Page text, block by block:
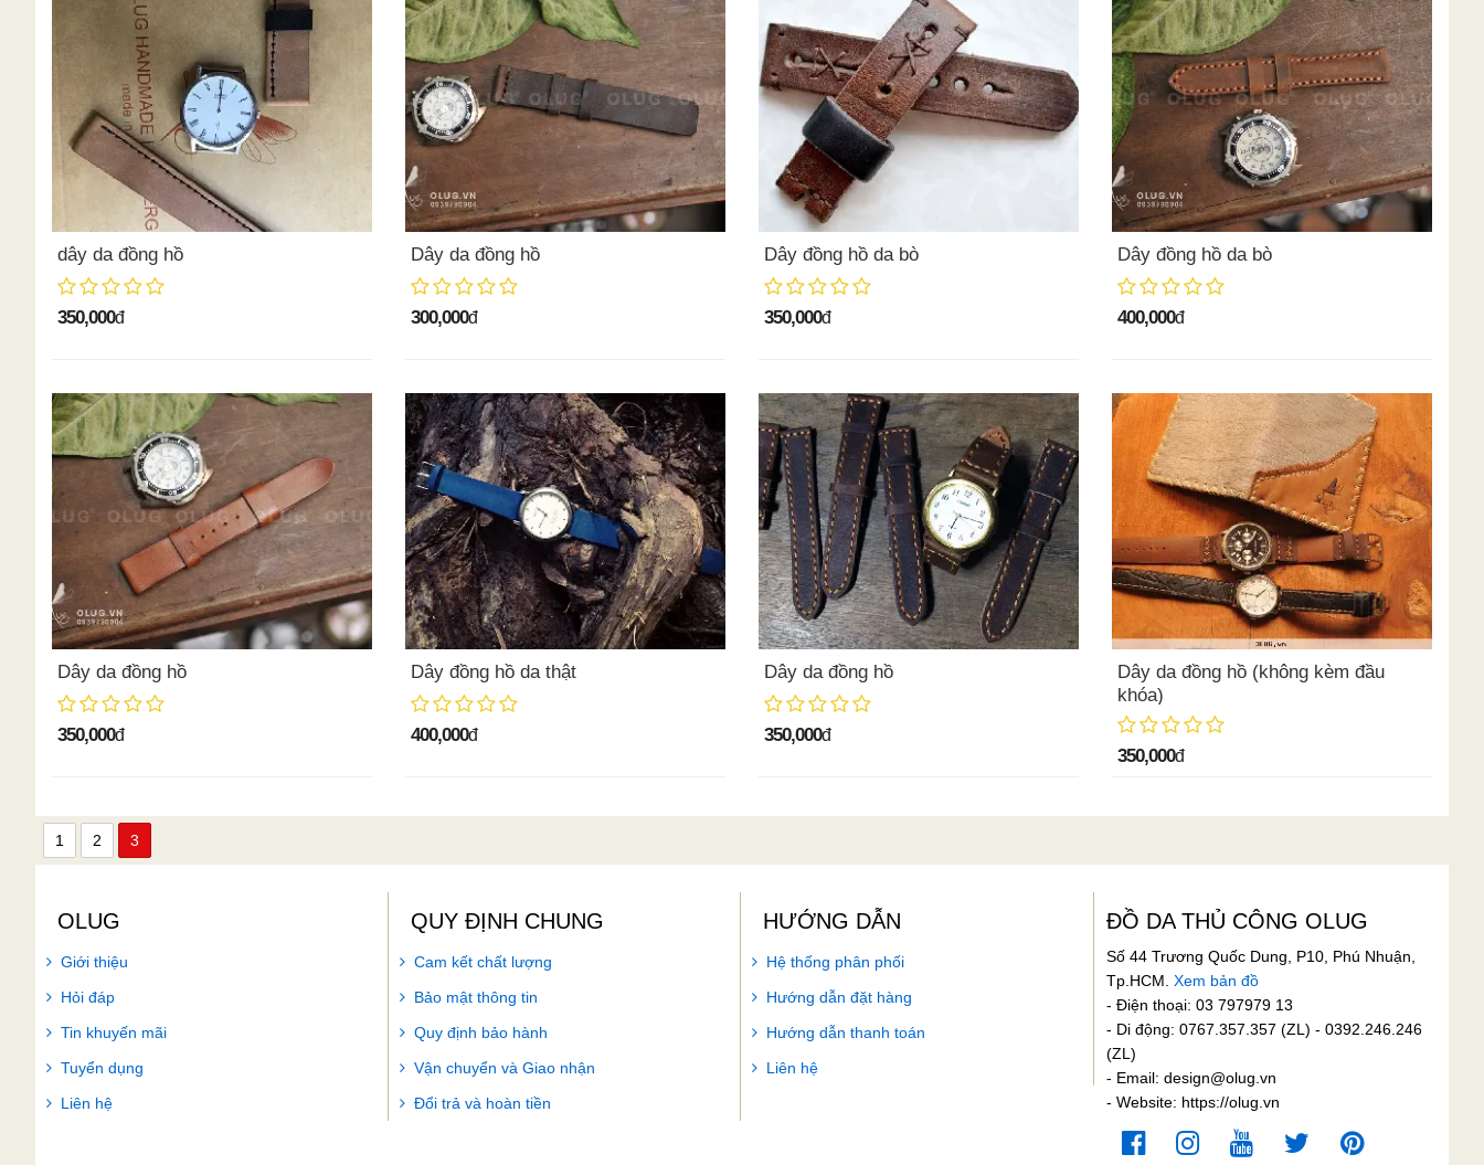
dây da đồng hồ
350,000đ
Dây da đồng hồ
300,000đ
Dây đồng hồ da bò
350,000đ
Dây đồng hồ da bò
400,000đ
Dây da đồng hồ
350,000đ
Dây đồng hồ da thật
400,000đ
Dây da đồng hồ
350,000đ
Dây da đồng hồ (không kèm đầu
khóa)
350,000đ
1 2 3
OLUG
Giới thiệu
Hỏi đáp
Tin khuyến mãi
Tuyển dụng
Liên hệ
QUY ĐỊNH CHUNG
Cam kết chất lượng
Bảo mật thông tin
Quy định bảo hành
Vận chuyển và Giao nhận
Đổi trả và hoàn tiền
HƯỚNG DẪN
Hệ thống phân phối
Hướng dẫn đặt hàng
Hướng dẫn thanh toán
Liên hệ
ĐỒ DA THỦ CÔNG OLUG
Số 44 Trương Quốc Dung, P10, Phú Nhuận,
Tp.HCM. Xem bản đồ
- Điện thoại: 03 797979 13
- Di động: 0767.357.357 (ZL) - 0392.246.246
(ZL)
- Email: design@olug.vn
- Website: https://olug.vn